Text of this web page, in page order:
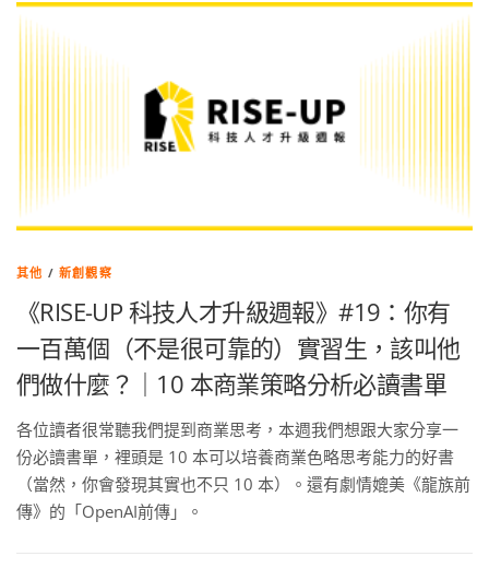
其他 /新創觀察
《RISE-UP 科技人才升級週報》#19：你有
一百萬個（不是很可靠的）實習生，該叫他
們做什麼？｜10 本商業策略分析必讀書單
各位讀者很常聽我們提到商業思考，本週我們想跟大家分享一
份必讀書單，裡頭是 10 本可以培養商業色略思考能力的好書
（當然，你會發現其實也不只 10 本）。還有劇情媲美《龍族前
傳》的「OpenAI前傳」。